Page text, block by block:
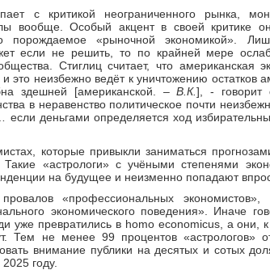
с критикой неограниченного рынка,
вообще. Особый акцент в своей критике
порождаемое «рыночной экономикой».
если не решить, то по крайней мере
Стиглиц считает, что американская
неизбежно ведёт к уничтожению остатков
здешней [американской. –В.К.], -
в неравенство политическое почти
деньгами определяется ход
которые привыкли заниматься
«астрологи» с учёными степенями
на будущее и неизменно попадают
«профессиональных
экономического поведения». Иначе
уже превратились в homo economicus, а они,
Тем не менее 99 процентов «астрологов»
внимание публики на десятых и сотых
году.